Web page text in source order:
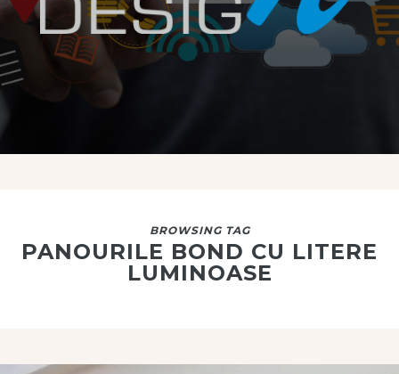
BROWSING TAG
PANOURILE BOND CU LITERE
LUMINOASE